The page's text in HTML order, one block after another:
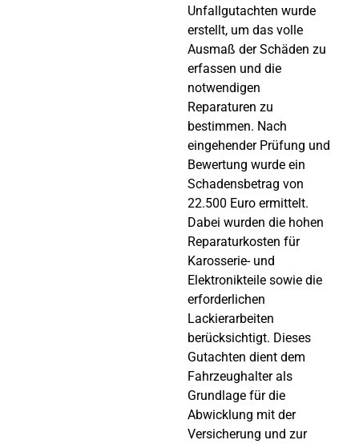
Unfallgutachten wurde
erstellt, um das volle
Ausmaß der Schäden zu
erfassen und die
notwendigen
Reparaturen zu
bestimmen. Nach
eingehender Prüfung und
Bewertung wurde ein
Schadensbetrag von
22.500 Euro ermittelt.
Dabei wurden die hohen
Reparaturkosten für
Karosserie- und
Elektronikteile sowie die
erforderlichen
Lackierarbeiten
berücksichtigt. Dieses
Gutachten dient dem
Fahrzeughalter als
Grundlage für die
Abwicklung mit der
Versicherung und zur